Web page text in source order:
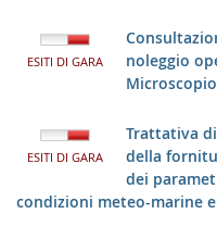
ESITI DI GARA
noleggio
ESITI DI GARA
Trattativa
della
dei
condizioni meteo-marine